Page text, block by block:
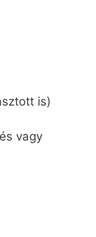
is)
vagy